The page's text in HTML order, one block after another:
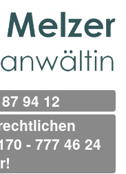
94 12
- 777 46 24